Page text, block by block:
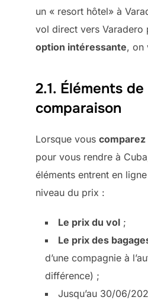
un « resort hôtel» à
vol direct vers Varadero
option intéressante, on
2.1. Éléments de
comparaison
Lorsque vous
pour vous rendre à
éléments entrent en
niveau du prix :
Le prix du vol ;
Le prix des
d’une compagnie à
différence) ;
Jusqu’au 30/06/